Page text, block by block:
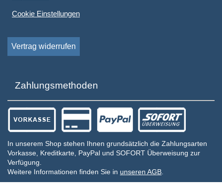
Cookie Einstellungen
Vertrag widerrufen
Zahlungsmethoden
In unserem Shop stehen Ihnen grundsätzlich die Zahlungsarten
Vorkasse, Kreditkarte, PayPal und SOFORT Überweisung zur
Verfügung.
Weitere Informationen finden Sie in unseren AGB.